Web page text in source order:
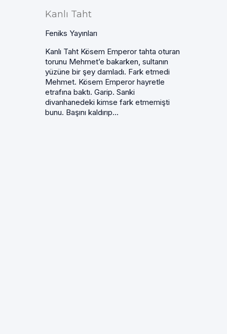
Kanlı Taht
Feniks Yayınları
Kanlı Taht Kösem Emperor tahta oturan
torunu Mehmet’e bakarken, sultanın
yüzüne bir şey damladı. Fark etmedi
Mehmet. Kösem Emperor hayretle
etrafına baktı. Garip. Sanki
divanhanedeki kimse fark etmemişti
bunu. Başını kaldırıp...